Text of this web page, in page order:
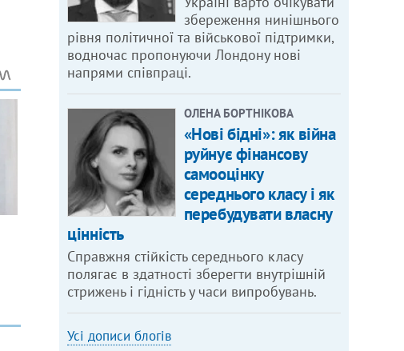
збереження нинішнього
рівня політичної та військової підтримки,
водночас пропонуючи Лондону нові
напрями співпраці.
ОЛЕНА БОРТНІКОВА
«Нові бідні»: як війна
руйнує фінансову
самооцінку
середнього класу і як
перебудувати власну
цінність
Справжня стійкість середнього класу
полягає в здатності зберегти внутрішній
стрижень і гідність у часи випробувань.
Усі дописи блогів